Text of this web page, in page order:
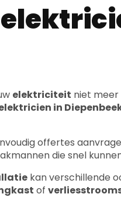
elektriciteit niet
in
offertes
die snel
kan verschillende
of